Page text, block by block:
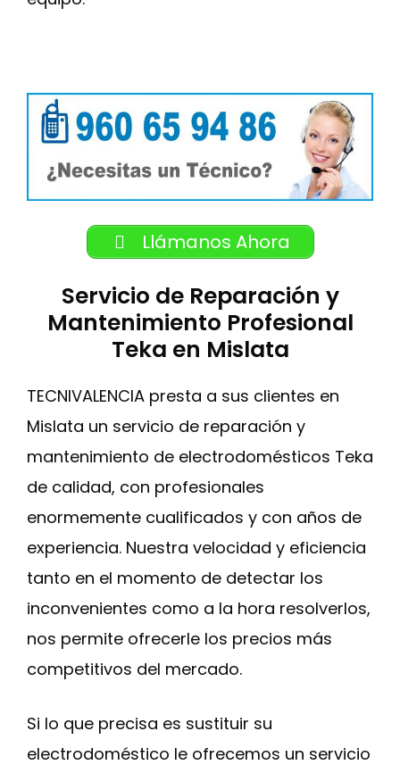
Llámanos Ahora
Servicio de Reparación y
Mantenimiento Profesional
Teka en Mislata
TECNIVALENCIA presta a sus clientes en
Mislata un servicio de reparación y
mantenimiento de electrodomésticos Teka
de calidad, con profesionales
enormemente cualificados y con años de
experiencia. Nuestra velocidad y eficiencia
tanto en el momento de detectar los
inconvenientes como a la hora resolverlos,
nos permite ofrecerle los precios más
competitivos del mercado.
Si lo que precisa es sustituir su
electrodoméstico le ofrecemos un servicio